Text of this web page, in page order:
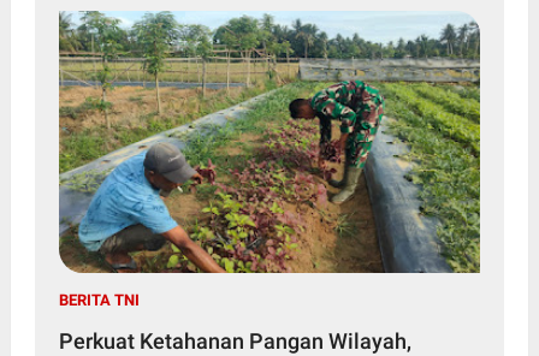
BERITA TNI
Perkuat Ketahanan Pangan Wilayah,